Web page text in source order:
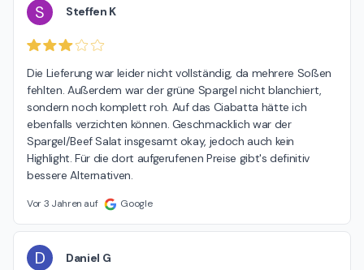
S Steffen K
Die Lieferung war leider nicht vollständig, da mehrere Soßen
fehlten. Außerdem war der grüne Spargel nicht blanchiert,
sondern noch komplett roh. Auf das Ciabatta hätte ich
ebenfalls verzichten können. Geschmacklich war der
Spargel/Beef Salat insgesamt okay, jedoch auch kein
Highlight. Für die dort aufgerufenen Preise gibt's definitiv
bessere Alternativen.
Vor 3 Jahren auf Google
D Daniel G